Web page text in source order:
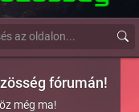
fórumán!
még ma!